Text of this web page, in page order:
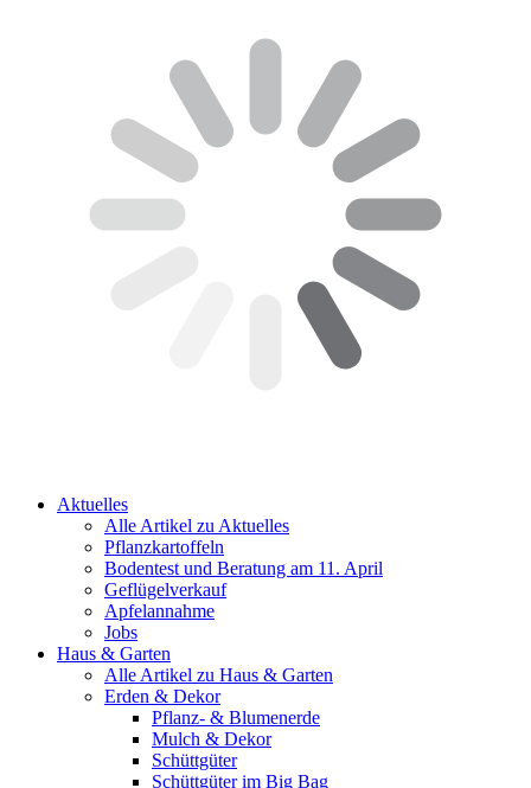
Aktuelles
Alle Artikel zu Aktuelles
Pflanzkartoffeln
Bodentest und Beratung am 11. April
Geflügelverkauf
Apfelannahme
Jobs
Haus & Garten
Alle Artikel zu Haus & Garten
Erden & Dekor
Pflanz- & Blumenerde
Mulch & Dekor
Schüttgüter
Schüttgüter im Big Bag